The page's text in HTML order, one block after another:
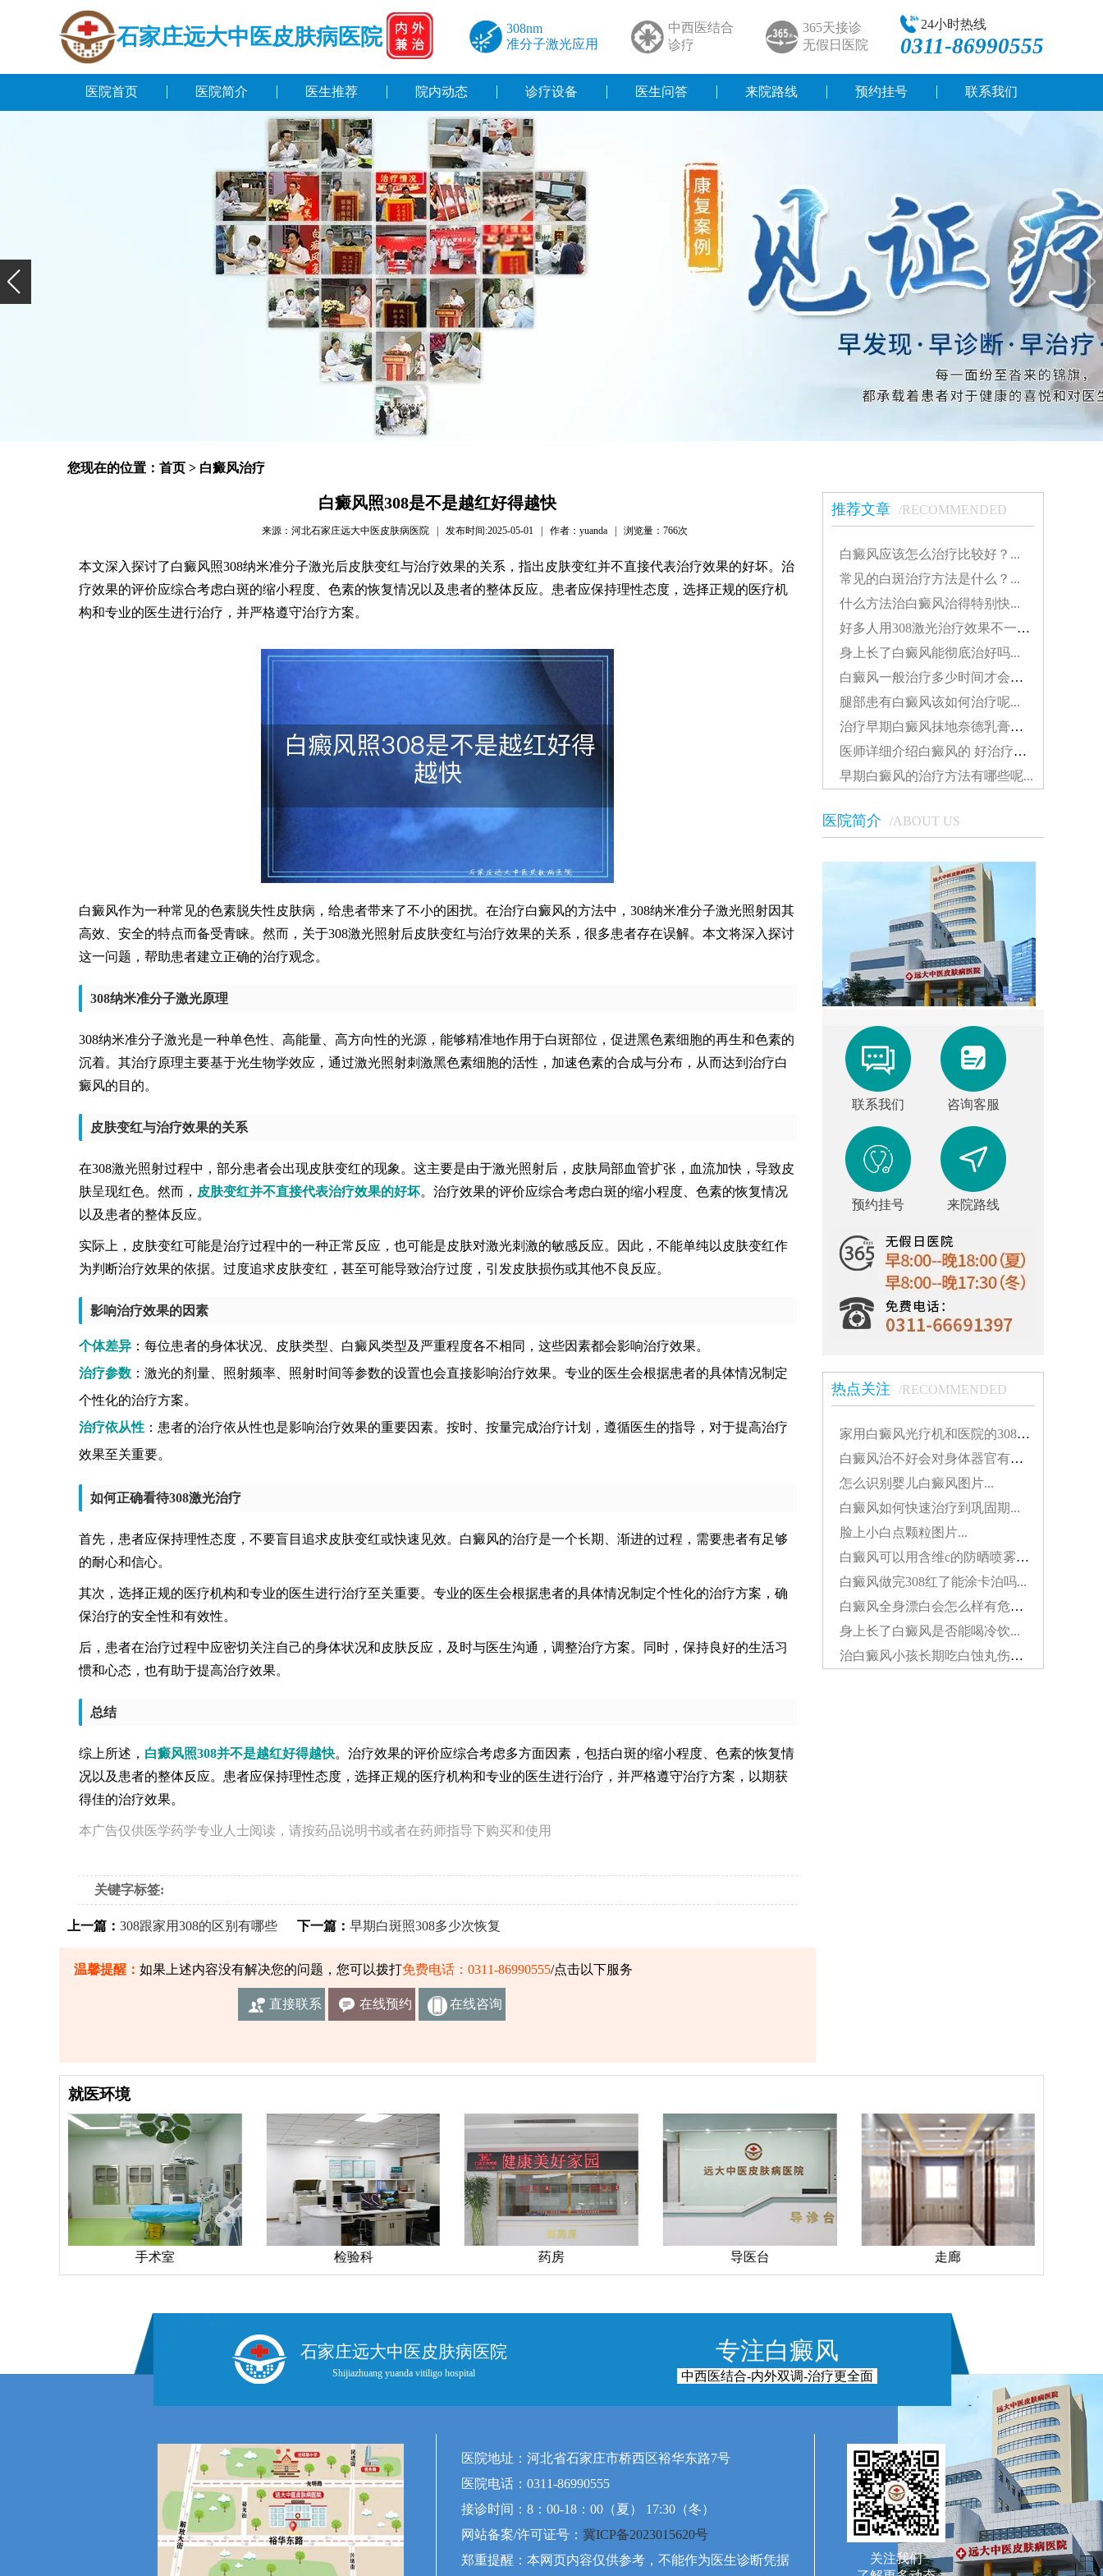
石家庄远大中医皮肤病医院
308nm
准分子激光应用
中西医结合
诊疗
365天接诊
无假日医院
24小时热线
0311-86990555
医院首页 医院简介 医生推荐 院内动态 诊疗设备 医生问答 来院路线 预约挂号 联系我们
您现在的位置： 首页 > 白癜风治疗
白癜风照308是不是越红好得越快
来源：河北石家庄远大中医皮肤病医院 | 发布时间:2025-05-01 | 作者：yuanda | 浏览量： 766次
本文深入探讨了白癜风照308纳米准分子激光后皮肤变红与治疗效果的关系，指出皮肤变红并不直接代表治疗效果的好坏。治
疗效果的评价应综合考虑白斑的缩小程度、色素的恢复情况以及患者的整体反应。患者应保持理性态度，选择正规的医疗机
构和专业的医生进行治疗，并严格遵守治疗方案。
白癜风作为一种常见的色素脱失性皮肤病，给患者带来了不小的困扰。在治疗白癜风的方法中，308纳米准分子激光照射因其
高效、安全的特点而备受青睐。然而，关于308激光照射后皮肤变红与治疗效果的关系，很多患者存在误解。本文将深入探讨
这一问题，帮助患者建立正确的治疗观念。
308纳米准分子激光原理
308纳米准分子激光是一种单色性、高能量、高方向性的光源，能够精准地作用于白斑部位，促进黑色素细胞的再生和色素的
沉着。其治疗原理主要基于光生物学效应，通过激光照射刺激黑色素细胞的活性，加速色素的合成与分布，从而达到治疗白
癜风的目的。
皮肤变红与治疗效果的关系
在308激光照射过程中，部分患者会出现皮肤变红的现象。这主要是由于激光照射后，皮肤局部血管扩张，血流加快，导致皮
肤呈现红色。然而， 皮肤变红并不直接代表治疗效果的好坏。治疗效果的评价应综合考虑白斑的缩小程度、色素的恢复情况
以及患者的整体反应。
实际上，皮肤变红可能是治疗过程中的一种正常反应，也可能是皮肤对激光刺激的敏感反应。因此，不能单纯以皮肤变红作
为判断治疗效果的依据。过度追求皮肤变红，甚至可能导致治疗过度，引发皮肤损伤或其他不良反应。
影响治疗效果的因素
个体差异：每位患者的身体状况、皮肤类型、白癜风类型及严重程度各不相同，这些因素都会影响治疗效果。
治疗参数：激光的剂量、照射频率、照射时间等参数的设置也会直接影响治疗效果。专业的医生会根据患者的具体情况制定
个性化的治疗方案。
治疗依从性：患者的治疗依从性也是影响治疗效果的重要因素。按时、按量完成治疗计划，遵循医生的指导，对于提高治疗
效果至关重要。
如何正确看待308激光治疗
首先，患者应保持理性态度，不要盲目追求皮肤变红或快速见效。白癜风的治疗是一个长期、渐进的过程，需要患者有足够
的耐心和信心。
其次，选择正规的医疗机构和专业的医生进行治疗至关重要。专业的医生会根据患者的具体情况制定个性化的治疗方案，确
保治疗的安全性和有效性。
后，患者在治疗过程中应密切关注自己的身体状况和皮肤反应，及时与医生沟通，调整治疗方案。同时，保持良好的生活习
惯和心态，也有助于提高治疗效果。
总结
综上所述， 白癜风照308并不是越红好得越快。治疗效果的评价应综合考虑多方面因素，包括白斑的缩小程度、色素的恢复情
况以及患者的整体反应。患者应保持理性态度，选择正规的医疗机构和专业的医生进行治疗，并严格遵守治疗方案，以期获
得佳的治疗效果。
本广告仅供医学药学专业人士阅读，请按药品说明书或者在药师指导下购买和使用
关键字标签:
上一篇： 308跟家用308的区别有哪些 下一篇： 早期白斑照308多少次恢复
温馨提醒：如果上述内容没有解决您的问题，您可以拨打免费电话：0311-86990555/点击以下服务
直接联系 在线预约 在线咨询
推荐文章 /RECOMMENDED
白癜风应该怎么治疗比较好？...
常见的白斑治疗方法是什么？...
什么方法治白癜风治得特别快...
好多人用308激光治疗效果不一样308分为几种...
身上长了白癜风能彻底治好吗...
白癜风一般治疗多少时间才会稳定...
腿部患有白癜风该如何治疗呢...
治疗早期白癜风抹地奈德乳膏可以吗...
医师详细介绍白癜风的 好治疗方法...
早期白癜风的治疗方法有哪些呢...
医院简介 /ABOUT US
联系我们 咨询客服
预约挂号 来院路线
热点关注 /RECOMMENDED
家用白癜风光疗机和医院的308有什么不同...
白癜风治不好会对身体器官有影响吗...
怎么识别婴儿白癜风图片...
白癜风如何快速治疗到巩固期...
脸上小白点颗粒图片...
白癜风可以用含维c的防晒喷雾吗...
白癜风做完308红了能涂卡泊吗...
白癜风全身漂白会怎么样有危害吗...
身上长了白癜风是否能喝冷饮...
治白癜风小孩长期吃白蚀丸伤肝吗...
就医环境
检验科 药房 导医台 走廊 手术室
石家庄远大中医皮肤病医院
Shijiazhuang yuanda vitiligo hospital
专注白癜风
中西医结合-内外双调-治疗更全面
医院地址：河北省石家庄市桥西区裕华东路7号
医院电话：0311-86990555
接诊时间：8：00-18：00（夏） 17:30（冬）
网站备案/许可证号： 冀ICP备2023015620号
郑重提醒：本网页内容仅供参考，不能作为医生诊断凭据
关注我们